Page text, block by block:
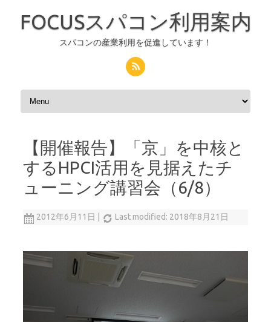
FOCUSスパコン利用案内
スパコンの産業利用を促進しています！
コンテンツへスキップ
【開催報告】「京」を中核と
するHPCI活用を見据えたチ
ューニング講習会（6/8）
2012年6月11日 Last modified: 2018年8月21日